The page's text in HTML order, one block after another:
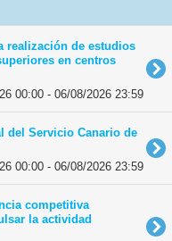
realización de estudios
en centros
00:00 - 06/08/2026 23:59
del Servicio Canario de
00:00 - 06/08/2026 23:59
competitiva
la actividad